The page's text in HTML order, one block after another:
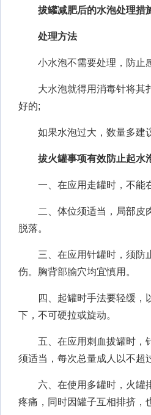
拔罐减肥后的水泡处理措
处理方法
小水泡不需要处理，防止
大水泡就得用消毒针将其扎
好的;
如果水泡过大，数量多建议
拔火罐事项有效防止起水
一、在应用走罐时，不能在
二、体位须适当，局部皮肉
脱落。
三、在应用针罐时，须防止
伤。胸背部腧穴均宜慎用。
四、起罐时手法要轻缓，以
下，不可硬拉或旋动。
五、在应用刺血拔罐时，针
须适当，每次总量成人以不超
六、在使用多罐时，火罐排
疼痛，同时因罐子互相排挤，